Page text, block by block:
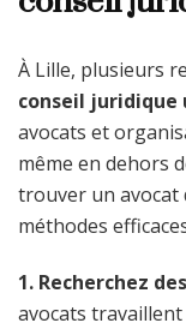
À Lille, plusieurs
conseil juridique
avocats et
même en dehors
trouver un avocat
méthodes
1. Recherchez
avocats